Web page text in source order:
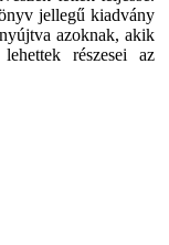
jellegű kiadvány
azoknak, akik
részesei az